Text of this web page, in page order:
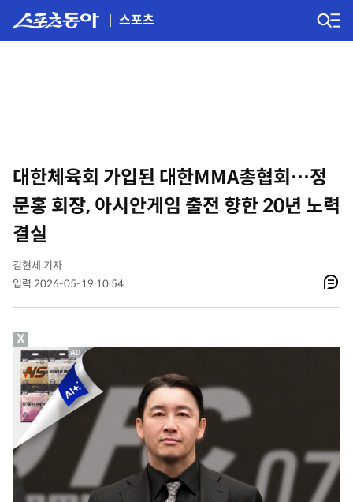
스포츠
대한체육회 가입된 대한MMA총협회…정
문홍 회장, 아시안게임 출전 향한 20년 노력
결실
김현세 기자
입력 2026-05-19 10:54
X